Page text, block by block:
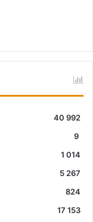
40 992
9
1 014
5 267
824
17 153